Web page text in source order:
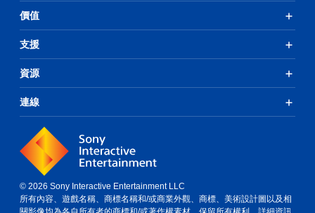
價值
支援
資源
連線
© 2026 Sony Interactive Entertainment LLC
所有內容、遊戲名稱、商標名稱和/或商業外觀、商標、美術設計圖以及相